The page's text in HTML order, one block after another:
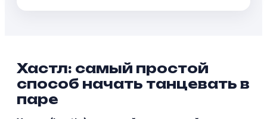
Хастл: самый простой
способ начать танцевать в
паре